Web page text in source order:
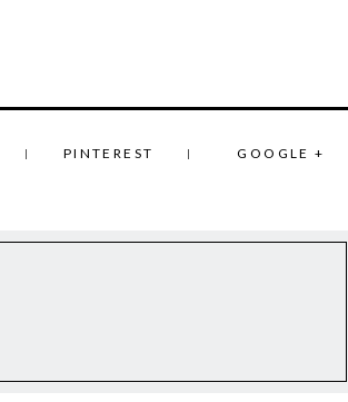
PINTEREST GOOGLE +